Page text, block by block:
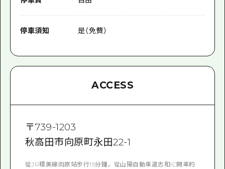
停車須知 是（免費）
ACCESS
〒739-1203
秋高田市向原町永田22-1
從JR稷美線向原站步行15分鐘，從山陽自動車道志和IC開車約